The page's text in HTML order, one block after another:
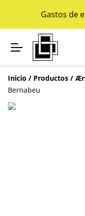
Gastos de
Inicio / Productos /
Bernabeu